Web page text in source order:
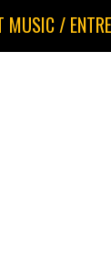
MUSIC /